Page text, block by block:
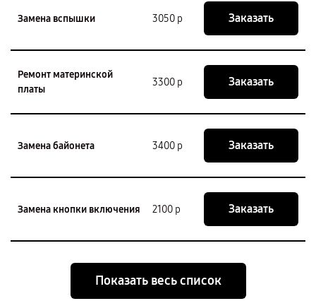
Замена вспышки 3050 р Заказать
Ремонт материнской
платы
3300 р Заказать
Замена байонета 3400 р Заказать
Замена кнопки включения 2100 р Заказать
Показать весь список